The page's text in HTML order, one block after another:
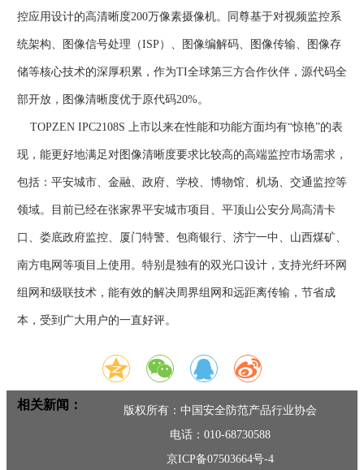
控应用设计的高清晰度200万像素摄像机。同尊基于对视频监控系
统架构、图像信号处理（ISP）、图像编解码、图像传输、图像存
储等核心技术的深厚积累，作为TI全球第三方合作伙伴，源代码全
部开放，图像清晰度优于原代码20%。
TOPZEN IPC2108S 上市以来在性能和功能方面均有“惊艳”的表
现，能更好地满足对图像清晰度要求比较高的高端监控市场需求，
包括：平安城市、金融、政府、学校、博物馆、机场、交通监控等
领域。目前已经在张家界平安城市项目、平顶山公安分局高清卡
口、娄底政府监控、厦门特警、包商银行、济宁一中、山西煤矿、
南方电网等项目上使用。特别是独有的双光口设计，支持光纤环网
组网和级联技术，能有效的解决周界组网和远距离传输，节省成
本，受到广大用户的一直好评。
相关新闻：
版权所有：中国安全防范产品行业协会
电话：010-68730588
京ICP备07503664号-4